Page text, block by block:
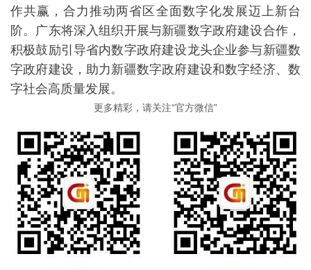
作共赢，合力推动两省区全面数字化发展迈上新台
阶。广东将深入组织开展与新疆数字政府建设合作，
积极鼓励引导省内数字政府建设龙头企业参与新疆数
字政府建设，助力新疆数字政府建设和数字经济、数
字社会高质量发展。
更多精彩，请关注“官方微信”